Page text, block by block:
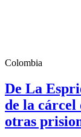
Colombia
De La
de la cárcel
otras